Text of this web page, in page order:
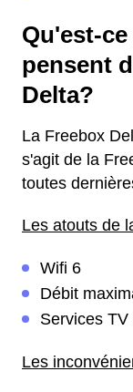
Qu'est-
pensent
Delta?
La Freebox
s'agit de la
toutes
Les atouts de
Wifi 6
Débit
Services
Les